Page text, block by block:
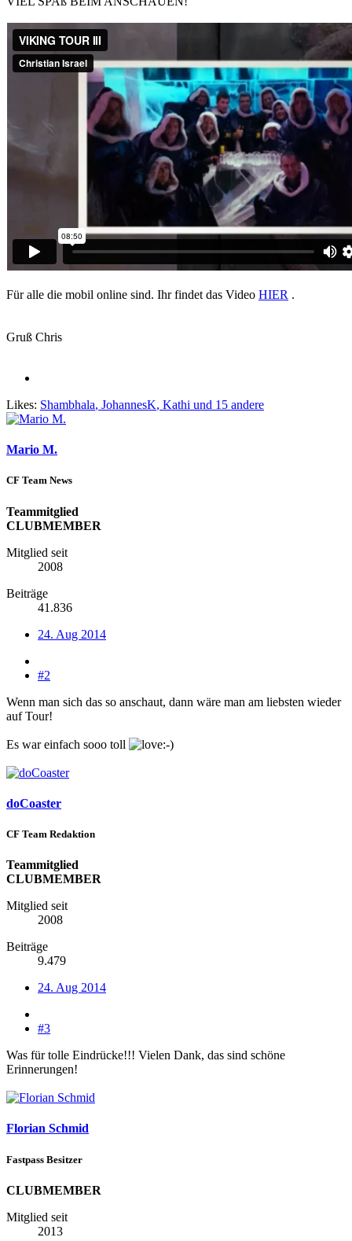
Für alle die mobil online sind. Ihr findet das Video HIER .
Gruß Chris
Likes: Shambhala, JohannesK, Kathi und 15 andere
Mario M.
CF Team News
Teammitglied
CLUBMEMBER
Mitglied seit
2008
Beiträge
41.836
24. Aug 2014
#2
Wenn man sich das so anschaut, dann wäre man am liebsten wieder
auf Tour!
Es war einfach sooo toll
doCoaster
CF Team Redaktion
Teammitglied
CLUBMEMBER
Mitglied seit
2008
Beiträge
9.479
24. Aug 2014
#3
Was für tolle Eindrücke!!! Vielen Dank, das sind schöne
Erinnerungen!
Florian Schmid
Fastpass Besitzer
CLUBMEMBER
Mitglied seit
2013